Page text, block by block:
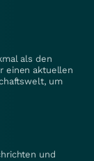
als den
einen aktuellen
um
und